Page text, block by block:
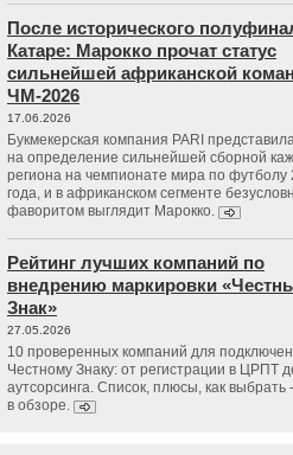
После исторического
Катаре: Марокко прочат статус
сильнейшей африканской
ЧМ-2026
17.06.2026
Букмекерская компания PARI
на определение сильнейшей сборной
региона на чемпионате мира по футболу
года, и в африканском сегменте
фаворитом выглядит Марокко.
Рейтинг лучших компаний по
внедрению маркировки
Знак»
27.05.2026
10 проверенных компаний для
Честному Знаку: от регистрации в ЦРПТ
аутсорсинга. Список, плюсы, как выбрать
в обзоре.